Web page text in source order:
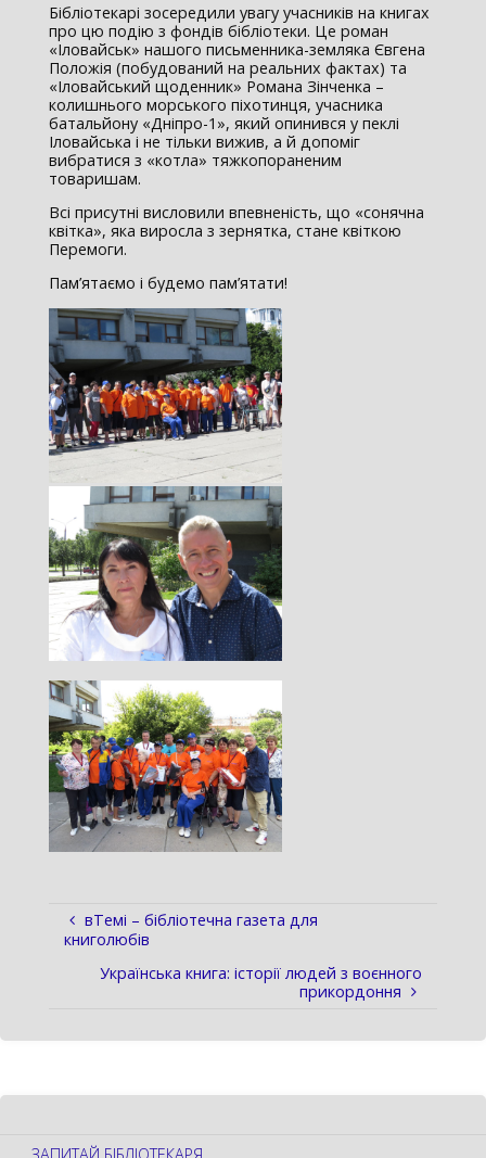
Бібліотекарі зосередили увагу учасників на книгах
про цю подію з фондів бібліотеки. Це роман
«Іловайськ» нашого письменника-земляка Євгена
Положія (побудований на реальних фактах) та
«Іловайський щоденник» Романа Зінченка –
колишнього морського піхотинця, учасника
батальйону «Дніпро-1», який опинився у пеклі
Іловайська і не тільки вижив, а й допоміг
вибратися з «котла» тяжкопораненим
товаришам.
Всі присутні висловили впевненість, що «сонячна
квітка», яка виросла з зернятка, стане квіткою
Перемоги.
Пам’ятаємо і будемо пам’ятати!
вТемі – бібліотечна газета для
книголюбів
Українська книга: історії людей з воєнного
прикордоння